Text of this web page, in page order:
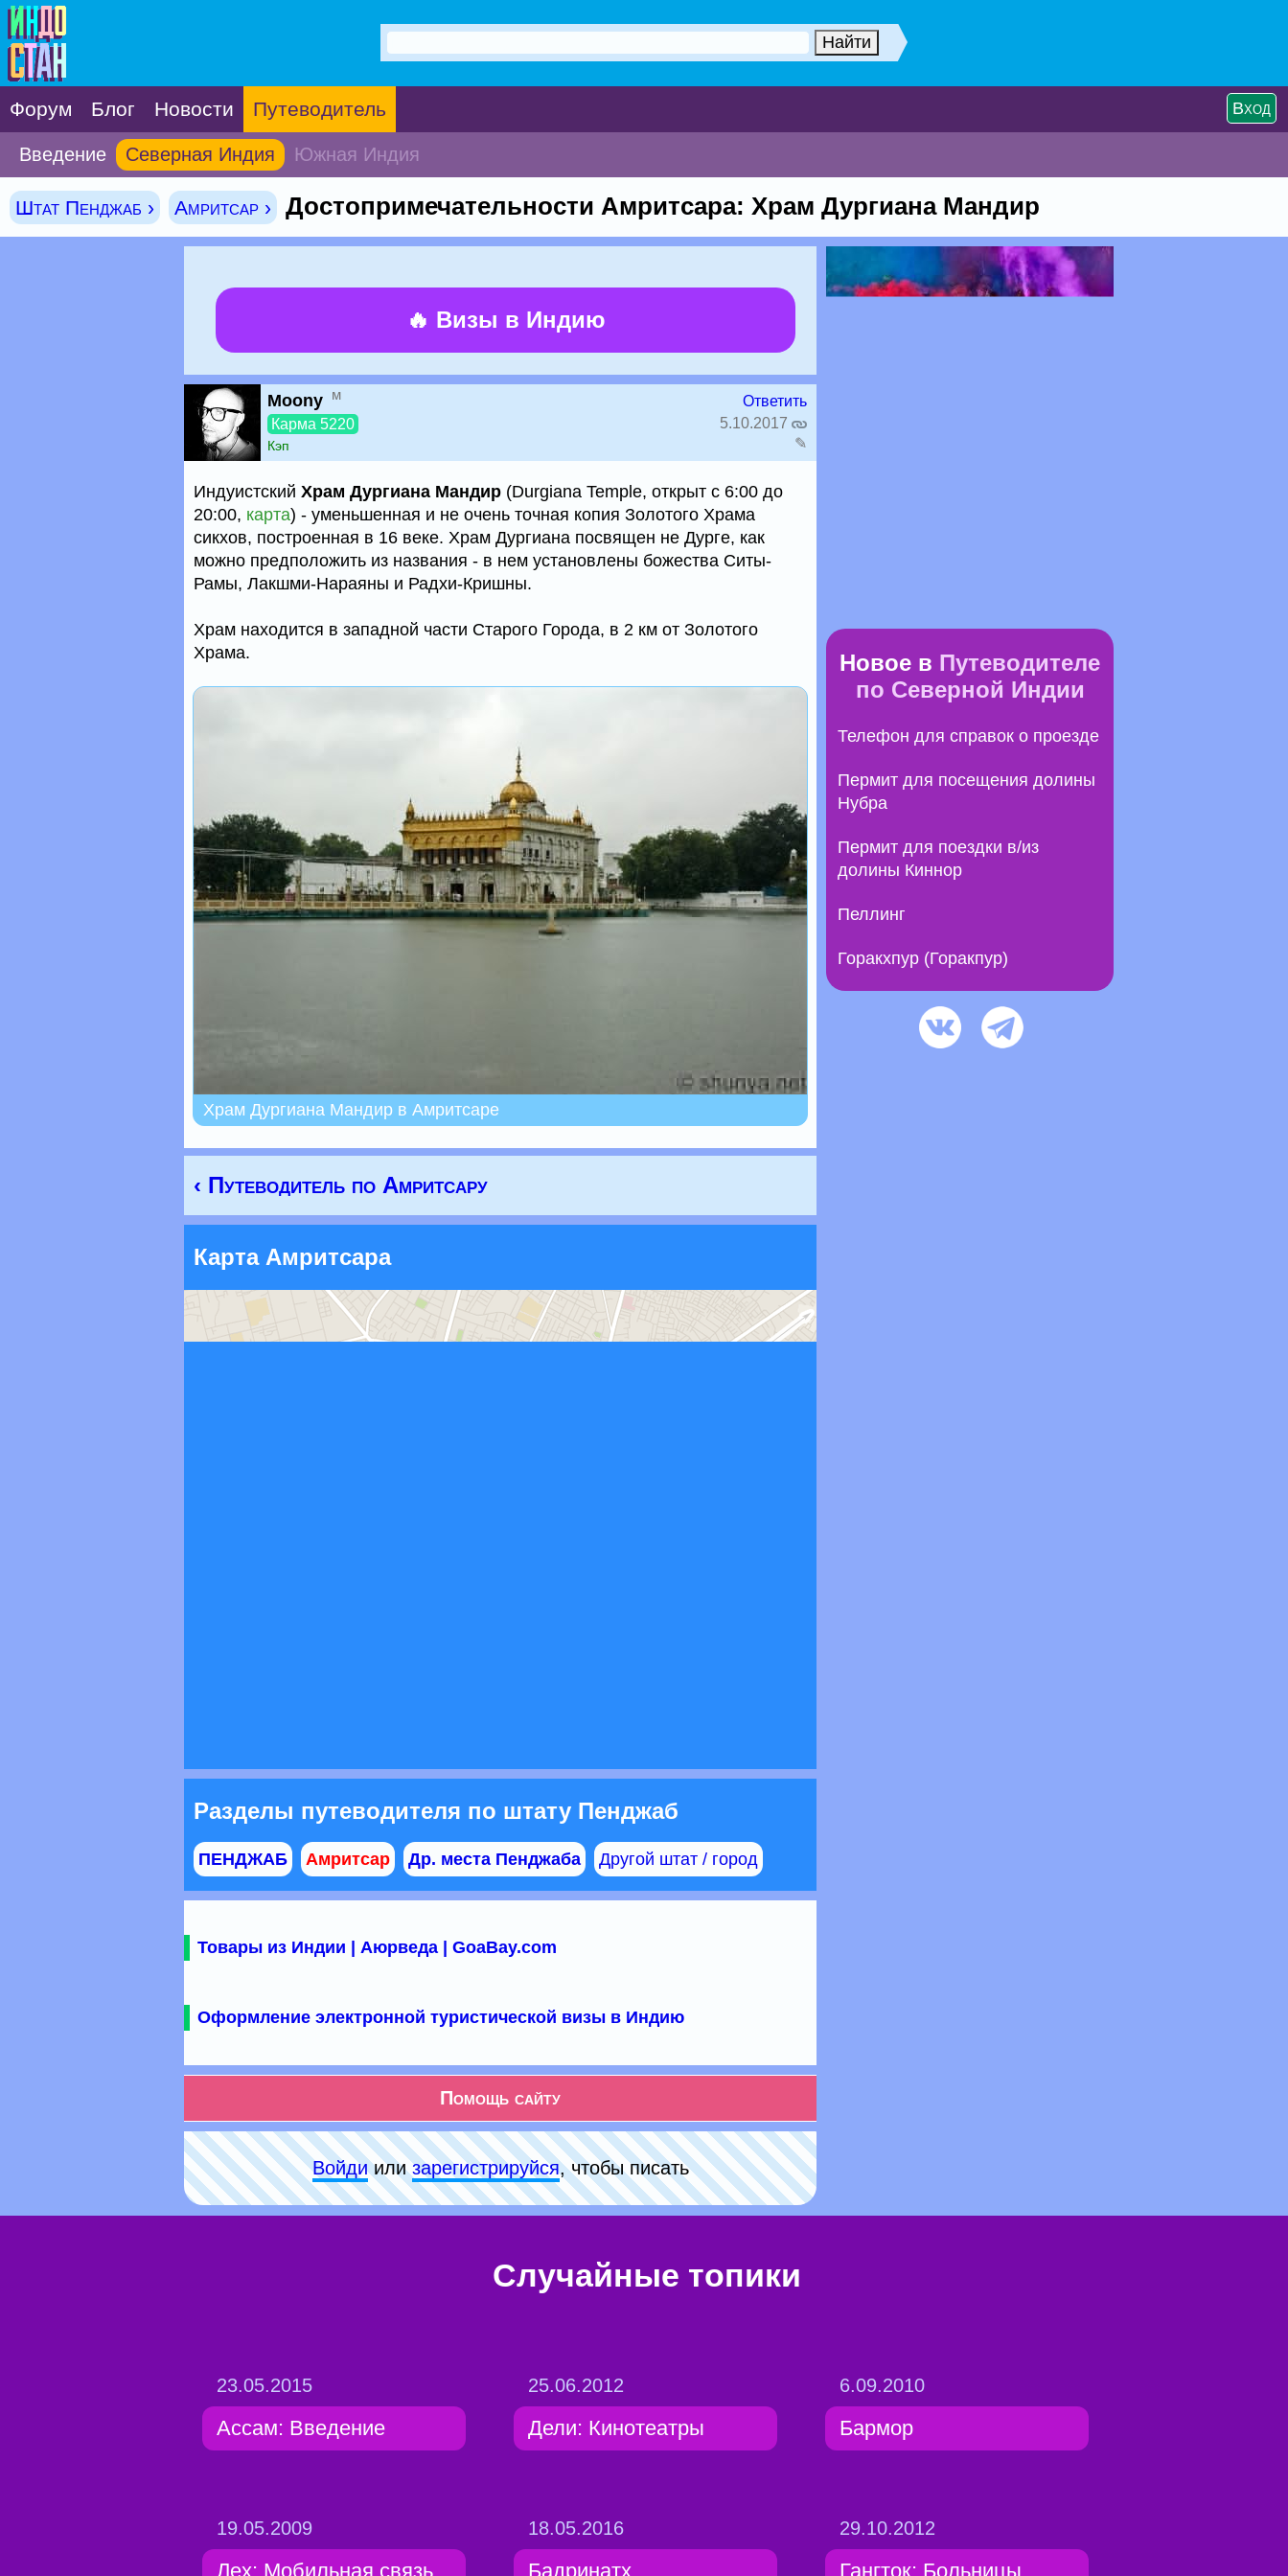
Форум Блог Новости Путеводитель Вход
Введение Северная Индия Южная Индия
Штат Пенджаб › Амритсар › Достопримечательности Амритсара: Храм Дургиана Мандир
🔥 Визы в Индию
Moony м
Карма 5220
Кэп
Ответить
5.10.2017
✎
Индуистский Храм Дургиана Мандир (Durgiana Temple, открыт с 6:00 до
20:00, карта) - уменьшенная и не очень точная копия Золотого Храма
сикхов, построенная в 16 веке. Храм Дургиана посвящен не Дурге, как
можно предположить из названия - в нем установлены божества Ситы-
Рамы, Лакшми-Нараяны и Радхи-Кришны.
Храм находится в западной части Старого Города, в 2 км от Золотого
Храма.
Храм Дургиана Мандир в Амритсаре
‹ Путеводитель по Амритсару
Карта Амритсара
Разделы путеводителя по штату Пенджаб
ПЕНДЖАБ Амритсар Др. места Пенджаба Другой штат / город
Товары из Индии | Аюрведа | GoaBay.com
Оформление электронной туристической визы в Индию
Помощь сайту
Войдиилизарeгиcтpируйся, чтобы писать
Новое в Путеводителе
по Северной Индии
Телефон для справок о проезде
Пермит для посещения долины
Нубра
Пермит для поездки в/из
долины Киннор
Пеллинг
Горакхпур (Горакпур)
Случайные топики
23.05.2015
Ассам: Введение
25.06.2012
Дели: Кинотеатры
6.09.2010
Бармор
19.05.2009
Лех: Мобильная связь
18.05.2016
Бадринатх
29.10.2012
Гангток: Больницы